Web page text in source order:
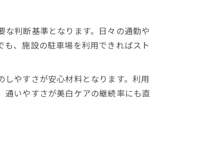
判断基準となります。日々の通勤や
、施設の駐車場を利用できればスト
やすさが安心材料となります。利用
いやすさが美白ケアの継続率にも直